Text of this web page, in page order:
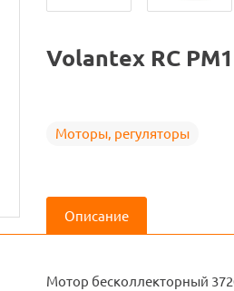
Volantex RC
Моторы, регуляторы
Описание
Мотор бесколлекторный